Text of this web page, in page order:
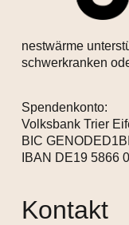
nestwärme
schwerkranken
Spendenkonto:
Volksbank Trier
BIC
IBAN DE19 5866
Kontakt